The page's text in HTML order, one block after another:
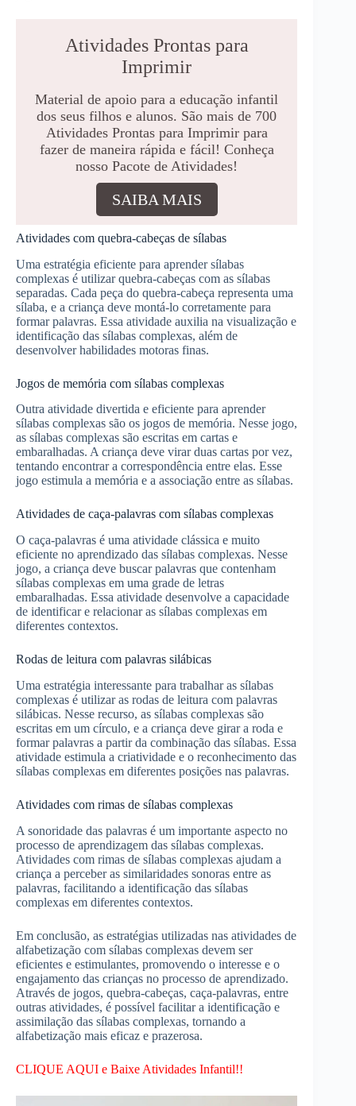
Atividades Prontas para
Imprimir
Material de apoio para a educação infantil
dos seus filhos e alunos. São mais de 700
Atividades Prontas para Imprimir para
fazer de maneira rápida e fácil! Conheça
nosso Pacote de Atividades!
SAIBA MAIS
Atividades com quebra-cabeças de sílabas
Uma estratégia eficiente para aprender sílabas
complexas é utilizar quebra-cabeças com as sílabas
separadas. Cada peça do quebra-cabeça representa uma
sílaba, e a criança deve montá-lo corretamente para
formar palavras. Essa atividade auxilia na visualização e
identificação das sílabas complexas, além de
desenvolver habilidades motoras finas.
Jogos de memória com sílabas complexas
Outra atividade divertida e eficiente para aprender
sílabas complexas são os jogos de memória. Nesse jogo,
as sílabas complexas são escritas em cartas e
embaralhadas. A criança deve virar duas cartas por vez,
tentando encontrar a correspondência entre elas. Esse
jogo estimula a memória e a associação entre as sílabas.
Atividades de caça-palavras com sílabas complexas
O caça-palavras é uma atividade clássica e muito
eficiente no aprendizado das sílabas complexas. Nesse
jogo, a criança deve buscar palavras que contenham
sílabas complexas em uma grade de letras
embaralhadas. Essa atividade desenvolve a capacidade
de identificar e relacionar as sílabas complexas em
diferentes contextos.
Rodas de leitura com palavras silábicas
Uma estratégia interessante para trabalhar as sílabas
complexas é utilizar as rodas de leitura com palavras
silábicas. Nesse recurso, as sílabas complexas são
escritas em um círculo, e a criança deve girar a roda e
formar palavras a partir da combinação das sílabas. Essa
atividade estimula a criatividade e o reconhecimento das
sílabas complexas em diferentes posições nas palavras.
Atividades com rimas de sílabas complexas
A sonoridade das palavras é um importante aspecto no
processo de aprendizagem das sílabas complexas.
Atividades com rimas de sílabas complexas ajudam a
criança a perceber as similaridades sonoras entre as
palavras, facilitando a identificação das sílabas
complexas em diferentes contextos.
Em conclusão, as estratégias utilizadas nas atividades de
alfabetização com sílabas complexas devem ser
eficientes e estimulantes, promovendo o interesse e o
engajamento das crianças no processo de aprendizado.
Através de jogos, quebra-cabeças, caça-palavras, entre
outras atividades, é possível facilitar a identificação e
assimilação das sílabas complexas, tornando a
alfabetização mais eficaz e prazerosa.
CLIQUE AQUI e Baixe Atividades Infantil!!